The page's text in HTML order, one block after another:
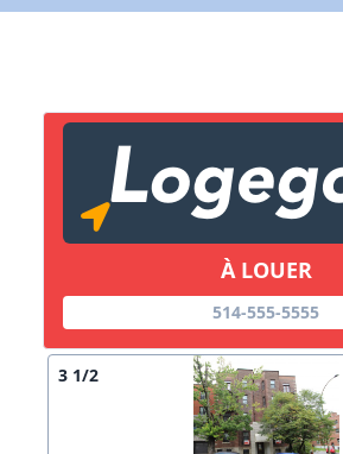
À LOUER
514-555-5555
3 1/2
Copier lien
X Fermer